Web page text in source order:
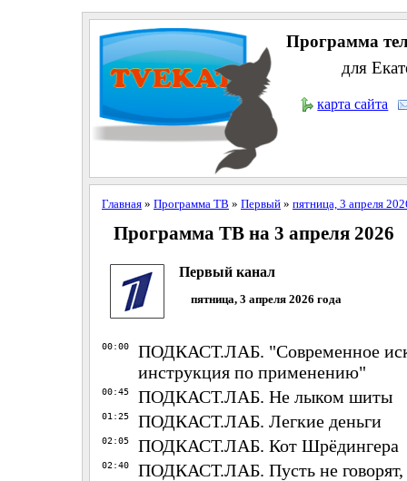
Программа
для
карта сайта
Главная» Программа ТВ » Первый» пятница, 3 апреля
Программа ТВ на 3 апреля 2026
Первый канал
пятница, 3 апреля 2026 года
00:00
ПОДКАСТ.ЛАБ. "Современное
инструкция по применению"
00:45 ПОДКАСТ.ЛАБ. Не лыком шиты
01:25 ПОДКАСТ.ЛАБ. Легкие деньги
02:05 ПОДКАСТ.ЛАБ. Кот Шрёдингера
02:40 ПОДКАСТ.ЛАБ. Пусть не говорят,